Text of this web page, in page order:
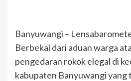
Banyuwangi –
Berbekal dari aduan warga
pengedaran rokok elegal di
kabupaten Banyuwangi yang